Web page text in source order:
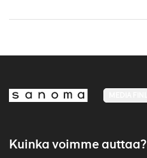
Kuinka voimme auttaa?